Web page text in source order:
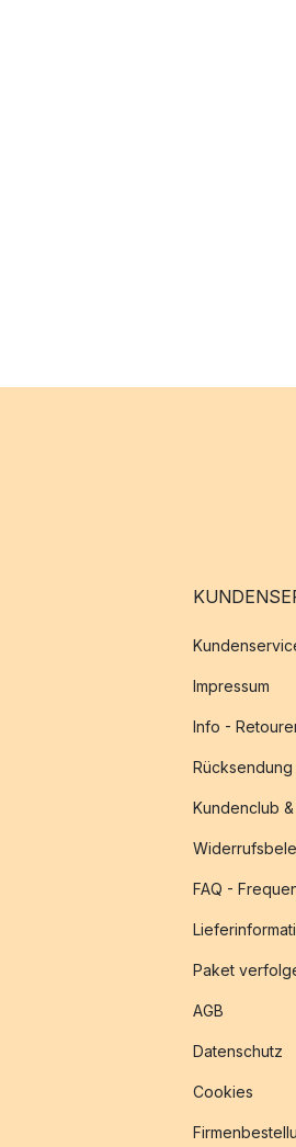
Impressum
Info -
Kundenclub
FAQ -
Paket
AGB
Datenschutz
Cookies